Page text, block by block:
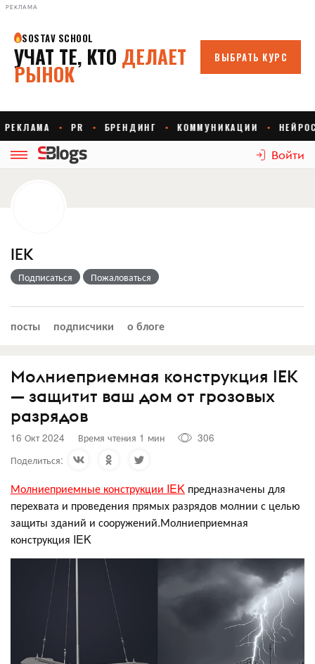
РЕКЛАМА
Войти
IEK
Подписаться Пожаловаться
посты подписчики о блоге
Молниеприемная конструкция IEK
— защитит ваш дом от грозовых
разрядов
16 Окт 2024 Время чтения 1 мин
306
Поделиться:
Молниеприемные конструкции IEK предназначены для
перехвата и проведения прямых разрядов молнии с целью
защиты зданий и сооружений.Молниеприемная
конструкция IEK